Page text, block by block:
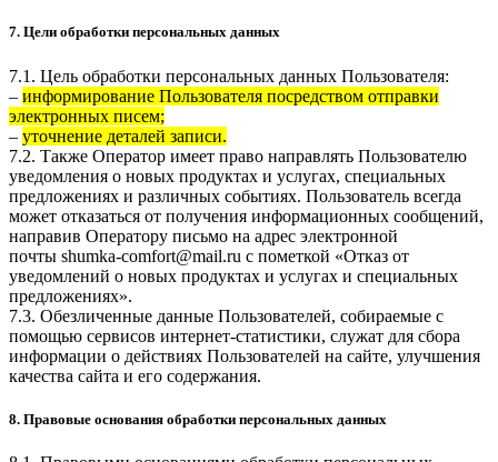
7. Цели обработки персональных данных
7.1. Цель обработки персональных данных Пользователя:
– информирование Пользователя посредством отправки
электронных писем;
– уточнение деталей записи.
7.2. Также Оператор имеет право направлять Пользователю
уведомления о новых продуктах и услугах, специальных
предложениях и различных событиях. Пользователь всегда
может отказаться от получения информационных сообщений,
направив Оператору письмо на адрес электронной
почты shumka-comfort@mail.ru с пометкой «Отказ от
уведомлений о новых продуктах и услугах и специальных
предложениях».
7.3. Обезличенные данные Пользователей, собираемые с
помощью сервисов интернет-статистики, служат для сбора
информации о действиях Пользователей на сайте, улучшения
качества сайта и его содержания.
8. Правовые основания обработки персональных данных